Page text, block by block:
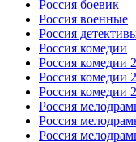
Россия боевик
Россия военные
Россия
Россия комедии
Россия комедии
Россия комедии
Россия комедии
Россия
Россия
Россия